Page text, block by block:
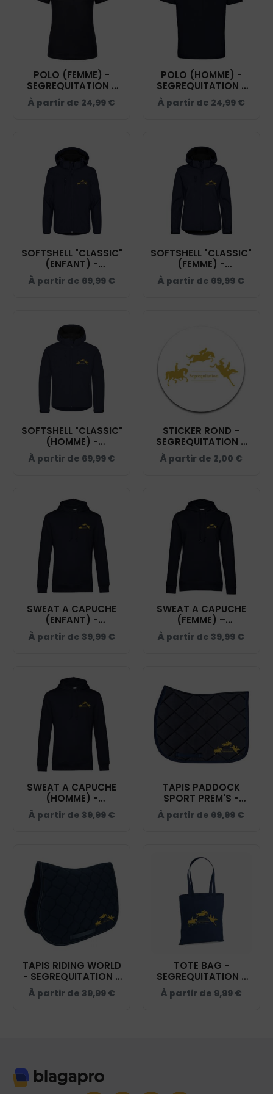
POLO (FEMME) -
SEGREQUITATION -
NAVY - BCI1F
À partir de 24,99 €
POLO (HOMME) -
SEGREQUITATION -
NAVY - BCID1
À partir de 24,99 €
SOFTSHELL "CLASSIC"
(ENFANT) -
SEGREQUITATION -
NAVY - 0200909
À partir de 69,99 €
SOFTSHELL "CLASSIC"
(FEMME) -
SEGREQUITATION -
NAVY - 0200917
À partir de 69,99 €
SOFTSHELL "CLASSIC"
(HOMME) -
SEGREQUITATION -
NAVY - 0200912
À partir de 69,99 €
STICKER ROND –
SEGREQUITATION –
STI001
À partir de 2,00 €
SWEAT A CAPUCHE
(ENFANT) -
SEGREQUITATION -
NAVY - K477
À partir de 39,99 €
SWEAT A CAPUCHE
(FEMME) –
SEGREQUITATION -
NAVY - BCW34B
À partir de 39,99 €
SWEAT A CAPUCHE
(HOMME) -
SEGREQUITATION -
NAVY - BCU33B
À partir de 39,99 €
TAPIS PADDOCK
SPORT PREM'S -
SEGREQUITATION -
NAVY - 20474
À partir de 69,99 €
TAPIS RIDING WORLD
- SEGREQUITATION -
NAVY - 20453
À partir de 39,99 €
TOTE BAG -
SEGREQUITATION -
NAVY - WM101
À partir de 9,99 €